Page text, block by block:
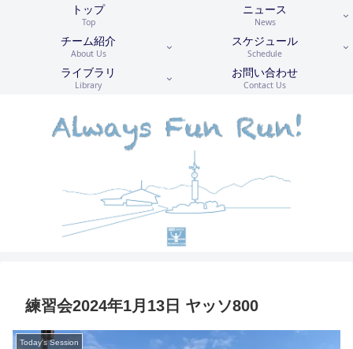
トップ
Top
ニュース
News
チーム紹介
About Us
スケジュール
Schedule
ライブラリ
Library
お問い合わせ
Contact Us
練習会2024年1月13日 ヤッソ800
Today's Session